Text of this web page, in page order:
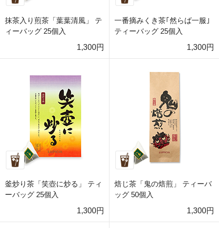
抹茶入り煎茶「葉葉清風」 テ
ィーバッグ 25個入
1,300円
一番摘みくき茶｢然らば一服｣
ティーバッグ 25個入
1,300円
釜炒り茶「笑壺に炒る」 ティ
ーバッグ 25個入
1,300円
焙じ茶「鬼の焙煎」 ティーバ
ッグ 50個入
1,300円